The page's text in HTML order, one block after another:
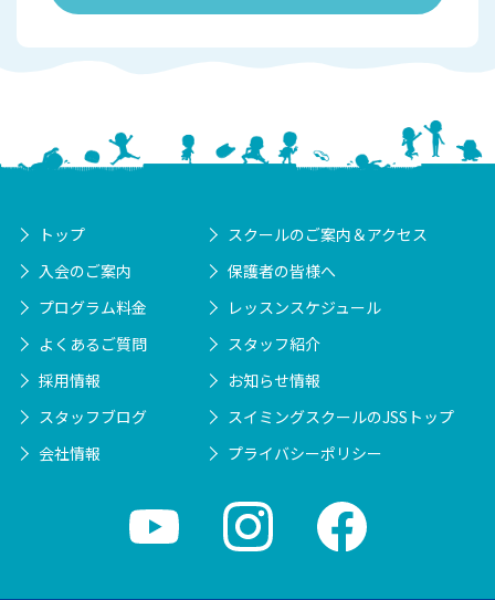
トップ
スクールのご案内＆アクセス
入会のご案内
保護者の皆様へ
プログラム料金
レッスンスケジュール
よくあるご質問
スタッフ紹介
採用情報
お知らせ情報
スタッフブログ
スイミングスクールのJSSトップ
会社情報
プライバシーポリシー